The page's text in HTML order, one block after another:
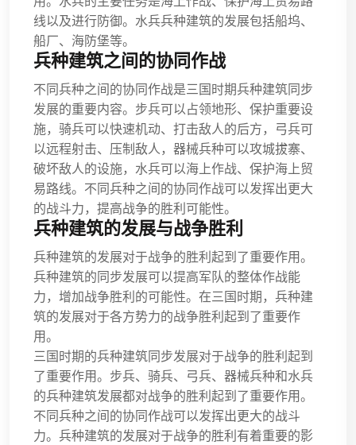
线以及进行防御。水兵兵种建筑的发展包括船坞、
船厂、海防堡等。
兵种建筑之间的协同作战
不同兵种之间的协同作战是三国时期兵种建筑同步
发展的重要内容。步兵可以占领地形、保护重要设
施，骑兵可以快速机动、打击敌人的后方，弓兵可
以远程射击、压制敌人，器械兵种可以攻城拔寨、
破坏敌人的设施，水兵可以海上作战、保护海上贸
易路线。不同兵种之间的协同作战可以发挥出更大
的战斗力，提高战争的胜利可能性。
兵种建筑的发展与战争胜利
兵种建筑的发展对于战争的胜利起到了重要作用。
兵种建筑的同步发展可以提高军队的整体作战能
力，增加战争胜利的可能性。在三国时期，兵种建
筑的发展对于各方势力的战争胜利起到了重要作
用。
三国时期的兵种建筑同步发展对于战争的胜利起到
了重要作用。步兵、骑兵、弓兵、器械兵种和水兵
的兵种建筑发展都对战争的胜利起到了重要作用。
不同兵种之间的协同作战可以发挥出更大的战斗
力。兵种建筑的发展对于战争的胜利有着重要的影